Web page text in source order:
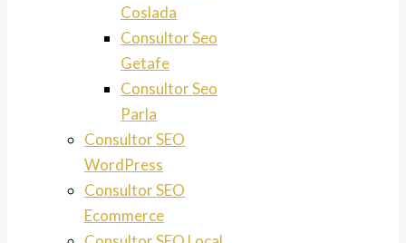
Coslada
Consultor Seo
Getafe
Consultor Seo
Parla
Consultor SEO
WordPress
Consultor SEO
Ecommerce